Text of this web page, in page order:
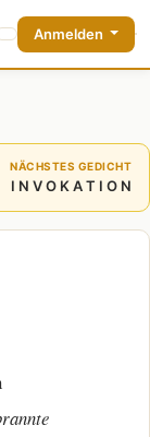
Anmelden
NÄCHSTES GEDICHT
I N V O K A T I O N